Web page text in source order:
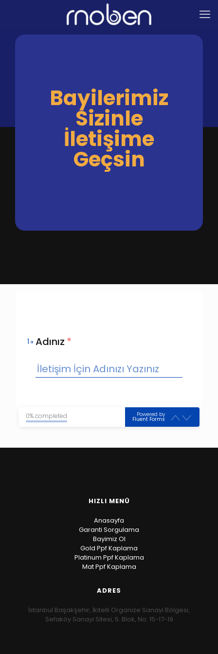
Bayilerimiz
Sizinle
İletişime
Geçsin
1 Adınız *
0% completed Powered by
Fluent Forms
HIZLI MENÜ
Anasayfa
Garanti Sorgulama
Bayimiz Ol
Gold Ppf Kaplama
Platinum Ppf Kaplama
Mat Ppf Kaplama
ADRES
İstanbul Başakşehir, İkitelli Organize Sanayi Bölgesi,
Sefaköy Sanayi Sitesi, 5. Blok, No: 15-17-19